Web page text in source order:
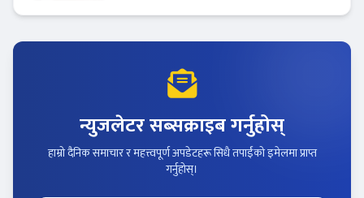
न्युजलेटर सब्सक्राइब गर्नुहोस्
हाम्रो दैनिक समाचार र महत्त्वपूर्ण अपडेटहरू सिधै तपाईंको इमेलमा प्राप्त
गर्नुहोस्।